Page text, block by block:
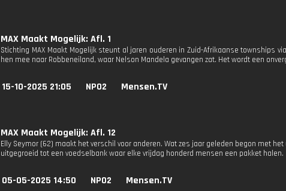
MAX Maakt Mogelijk: Afl. 1
Stichting MAX Maakt Mogelijk steunt al jaren ouderen in Zuid-Afrikaanse townships
hen mee naar Robbeneiland, waar Nelson Mandela gevangen zat. Het wordt een
15-10-2025 21:05 NPO2 Mensen.TV
MAX Maakt Mogelijk: Afl. 12
Elly Seymor (62) maakt het verschil voor anderen. Wat zes jaar geleden begon met
uitgegroeid tot een voedselbank waar elke vrijdag honderd mensen een pakket halen.
05-05-2025 14:50 NPO2 Mensen.TV